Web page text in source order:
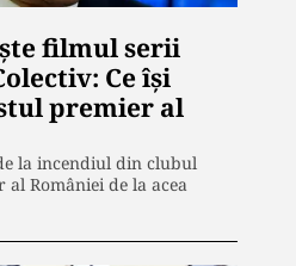
filmul serii
Ce își
premier al
la incendiul din clubul
al României de la acea